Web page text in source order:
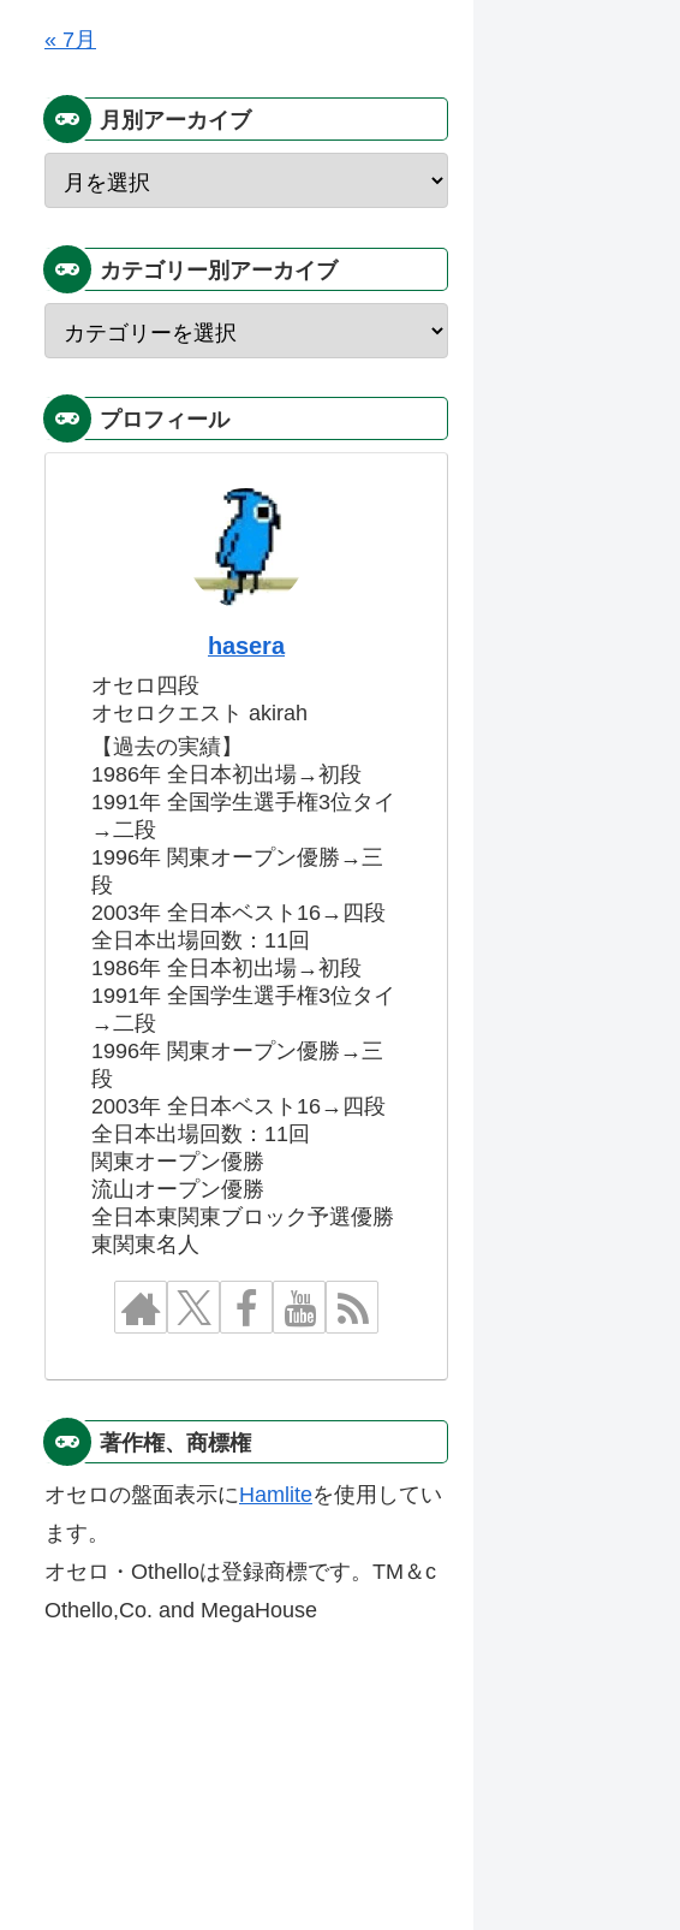
« 7月
月別アーカイブ
カテゴリー別アーカイブ
プロフィール
hasera
オセロ四段
オセロクエスト akirah
【過去の実績】
1986年 全日本初出場→初段
1991年 全国学生選手権3位タイ
→二段
1996年 関東オープン優勝→三
段
2003年 全日本ベスト16→四段
全日本出場回数：11回
1986年 全日本初出場→初段
1991年 全国学生選手権3位タイ
→二段
1996年 関東オープン優勝→三
段
2003年 全日本ベスト16→四段
全日本出場回数：11回
関東オープン優勝
流山オープン優勝
全日本東関東ブロック予選優勝
東関東名人
著作権、商標権
オセロの盤面表示にHamliteを使用してい
ます。
オセロ・Othelloは登録商標です。TM＆c
Othello,Co. and MegaHouse